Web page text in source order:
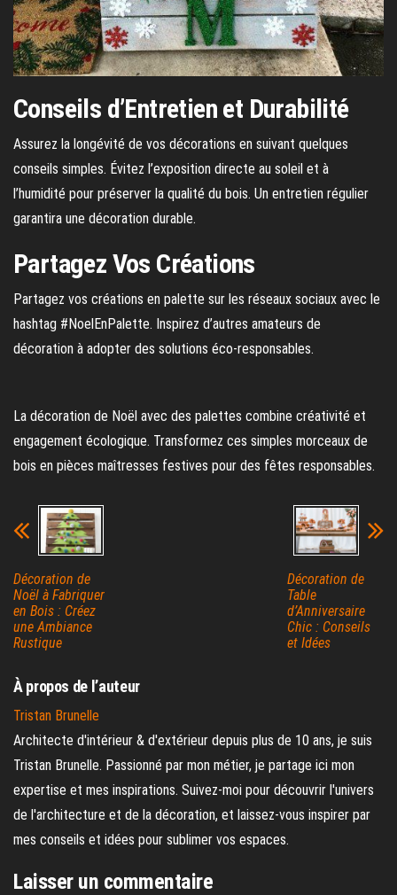
Conseils d’Entretien et Durabilité
Assurez la longévité de vos décorations en suivant quelques
conseils simples. Évitez l’exposition directe au soleil et à
l’humidité pour préserver la qualité du bois. Un entretien régulier
garantira une décoration durable.
Partagez Vos Créations
Partagez vos créations en palette sur les réseaux sociaux avec le
hashtag #NoelEnPalette. Inspirez d’autres amateurs de
décoration à adopter des solutions éco-responsables.
La décoration de Noël avec des palettes combine créativité et
engagement écologique. Transformez ces simples morceaux de
bois en pièces maîtresses festives pour des fêtes responsables.
Décoration de
Noël à Fabriquer
en Bois : Créez
une Ambiance
Rustique
Décoration de
Table
d’Anniversaire
Chic : Conseils
et Idées
À propos de l’auteur
Tristan Brunelle
Architecte d'intérieur & d'extérieur depuis plus de 10 ans, je suis
Tristan Brunelle. Passionné par mon métier, je partage ici mon
expertise et mes inspirations. Suivez-moi pour découvrir l'univers
de l'architecture et de la décoration, et laissez-vous inspirer par
mes conseils et idées pour sublimer vos espaces.
Laisser un commentaire